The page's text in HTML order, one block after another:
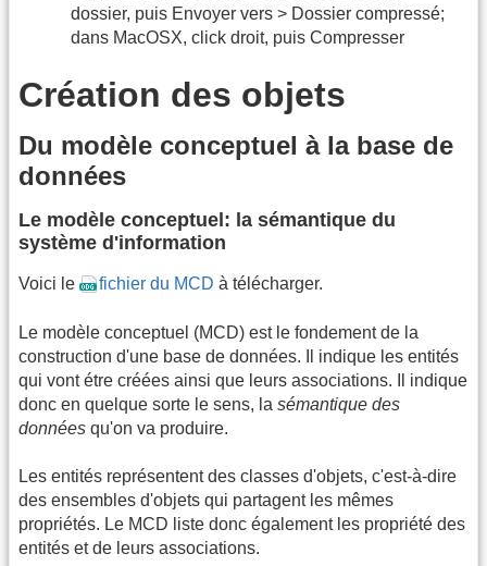
dossier, puis Envoyer vers > Dossier compressé;
dans MacOSX, click droit, puis Compresser
Création des objets
Du modèle conceptuel à la base de
données
Le modèle conceptuel: la sémantique du
système d'information
Voici le fichier du MCD à télécharger.
Le modèle conceptuel (MCD) est le fondement de la
construction d'une base de données. Il indique les entités
qui vont étre créées ainsi que leurs associations. Il indique
donc en quelque sorte le sens, la sémantique des
données qu'on va produire.
Les entités représentent des classes d'objets, c'est-à-dire
des ensembles d'objets qui partagent les mêmes
propriétés. Le MCD liste donc également les propriété des
entités et de leurs associations.